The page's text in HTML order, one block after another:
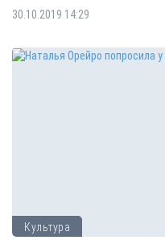
30.10.2019 14:29
Культура